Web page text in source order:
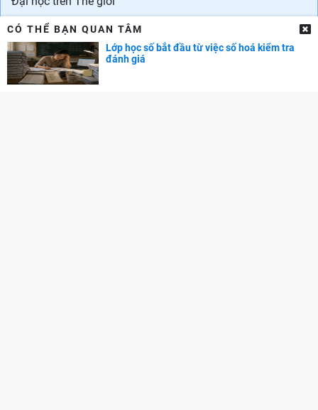
Danh sách trường quốc tế ở Hà Nội
Danh sách các trường quốc tế tại TPHCM
CẨM NANG NGHỀ NGHIỆP
CÓ THỂ BẠN QUAN TÂM
Lớp học số bắt đầu từ việc số hoá kiểm tra
đánh giá